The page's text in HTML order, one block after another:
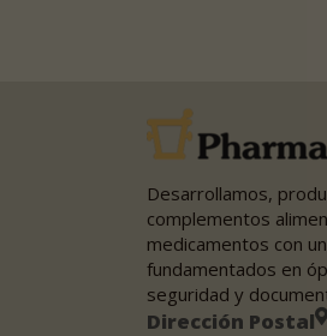
Desarrollamos,
complementos
medicamentos con
fundamentados en
seguridad y
Dirección Postal